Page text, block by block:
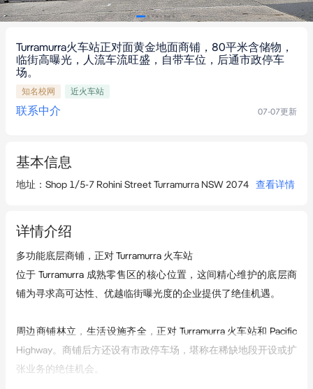
Turramurra火车站正对面黄金地面商铺，80平米含储物，
临街高曝光，人流车流旺盛，自带车位，后通市政停车
场。
知名校网 近火车站
联系中介 07-07更新
基本信息
地址 ： Shop 1/5-7 Rohini Street Turramurra NSW 2074 查看详情
详情介绍
多功能底层商铺，正对 Turramurra 火车站
位于 Turramurra 成熟零售区的核心位置，这间精心维护的底层商
铺为寻求高可达性、优越临街曝光度的企业提供了绝佳机遇。
周边商铺林立，生活设施齐全，正对 Turramurra 火车站和 Pacific
Highway。商铺后方还设有市政停车场，堪称在稀缺地段开设或扩
张业务的绝佳机会。